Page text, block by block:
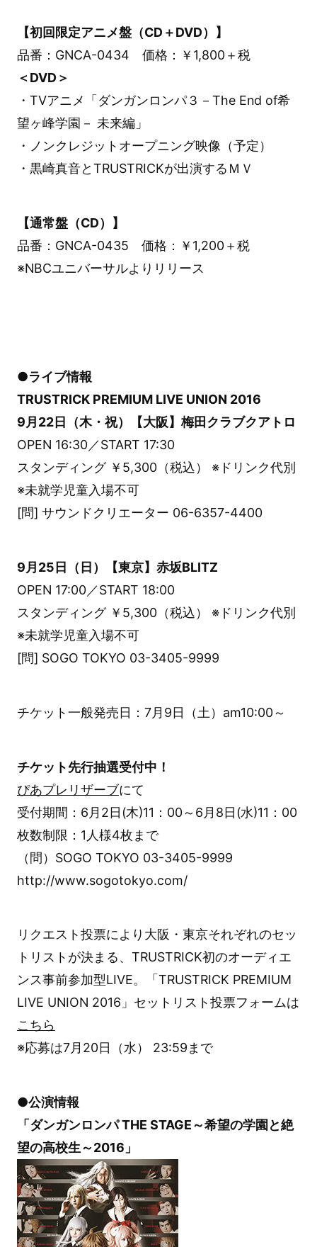
【初回限定アニメ盤（CD＋DVD）】
品番：GNCA-0434 価格：￥1,800＋税
＜DVD＞
・TVアニメ「ダンガンロンパ３－The End of希
望ヶ峰学園－ 未来編」
・ノンクレジットオープニング映像（予定）
・黒崎真音とTRUSTRICKが出演するＭＶ
【通常盤（CD）】
品番：GNCA-0435 価格：￥1,200＋税
※NBCユニバーサルよりリリース
●ライブ情報
TRUSTRICK PREMIUM LIVE UNION 2016
9月22日（木・祝）【大阪】梅田クラブクアトロ
OPEN 16:30／START 17:30
スタンディング ￥5,300（税込） ※ドリンク代別
※未就学児童入場不可
[問] サウンドクリエーター 06-6357-4400
9月25日（日）【東京】赤坂BLITZ
OPEN 17:00／START 18:00
スタンディング ￥5,300（税込） ※ドリンク代別
※未就学児童入場不可
[問] SOGO TOKYO 03-3405-9999
チケット一般発売日：7月9日（土）am10:00～
チケット先行抽選受付中！
ぴあプレリザーブにて
受付期間：6月2日(木)11：00～6月8日(水)11：00
枚数制限：1人様4枚まで
（問）SOGO TOKYO 03-3405-9999
http://www.sogotokyo.com/
リクエスト投票により大阪・東京それぞれのセッ
トリストが決まる、TRUSTRICK初のオーディエ
ンス事前参加型LIVE。「TRUSTRICK PREMIUM
LIVE UNION 2016」セットリスト投票フォームは
こちら
※応募は7月20日（水） 23:59まで
●公演情報
「ダンガンロンパ THE STAGE～希望の学園と絶
望の高校生～2016」